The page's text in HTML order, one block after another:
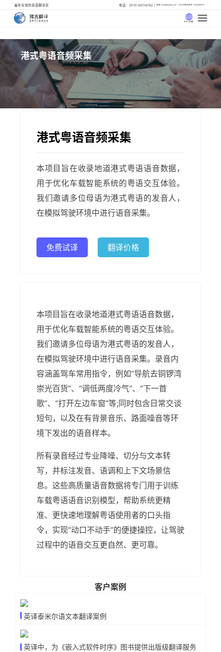
遍布全球的母语翻译官 电话：0731-85114762 邮箱: info@artlangs.com 24小时翻译管家: 18142666316
中文 (中国)
港式粤语音频采集
港式粤语音频采集
本项目旨在收录地道港式粤语语音数据，
用于优化车载智能系统的粤语交互体验。
我们邀请多位母语为港式粤语的发音人，
在模拟驾驶环境中进行语音采集。
免费试译 翻译价格
本项目旨在收录地道港式粤语语音数据，
用于优化车载智能系统的粤语交互体验。
我们邀请多位母语为港式粤语的发音人，
在模拟驾驶环境中进行语音采集。录音内
容涵盖驾车常用指令，例如“导航去铜锣湾
崇光百货”、“调低两度冷气”、“下一首
歌”、“打开左边车窗”等;同时包含日常交谈
短句，以及在有背景音乐、路面噪音等环
境下发出的语音样本。
所有录音经过专业降噪、切分与文本转
写，并标注发音、语调和上下文场景信
息。这些高质量语音数据将专门用于训练
车载粤语语音识别模型，帮助系统更精
准、更快速地理解粤语使用者的口头指
令，实现“动口不动手”的便捷操控，让驾驶
过程中的语音交互更自然、更可靠。
客户案例
英译泰米尔语文本翻译案例
英译中，为《嵌入式软件时序》图书提供出版级翻译服务